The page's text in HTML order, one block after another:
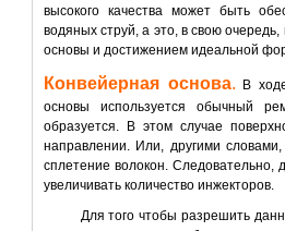
высокого качества может быть
водяных струй, а это, в свою
основы и достижением идеальной
Конвейерная основа. В
основы используется обычный
образуется. В этом случае
направлении. Или, другими
сплетение волокон. Следовательно,
увеличивать количество инжекторов.
Для того чтобы разрешить